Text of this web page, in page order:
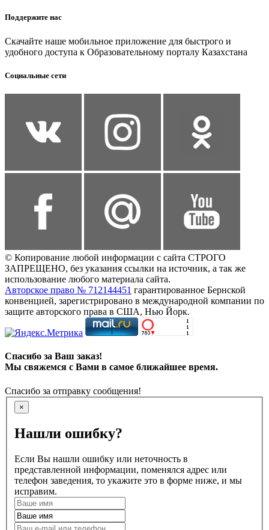
Поддержите нас
Скачайте наше мобильное приложение для быстрого и
удобного доступа к Образовательному порталу Казахстана
Социальные сети
© Копирование любой информации с сайта СТРОГО
ЗАПРЕЩЕНО, без указания ссылки на источник, а так же
использование любого материала сайта.
Авторское право № 712144451 гарантированное Бернской
конвенцией, зарегистрировано в международной компании по
защите авторского права в США, Нью Йорк.
Спасибо за Ваш заказ!
Мы свяжемся с Вами в самое ближайшее время.
Спасибо за отправку сообщения!
×
Нашли ошибку?
Если Вы нашли ошибку или неточность в
представленной информации, поменялся адрес или
телефон заведения, то укажите это в форме ниже, и мы
исправим.